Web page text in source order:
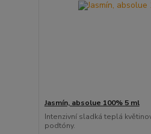
Jasmín, absolue 100% 5 ml
Intenzivní sladká teplá
podtóny.